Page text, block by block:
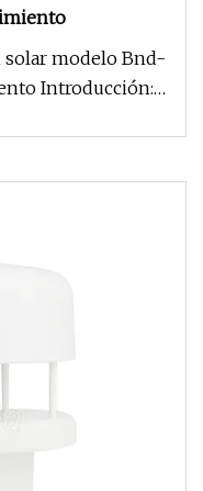
solar modelo Bnd-
Introducción: